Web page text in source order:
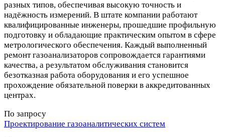
разных типов, обеспечивая высокую точность и
надёжность измерений. В штате компании работают
квалифицированные инженеры, прошедшие профильную
подготовку и обладающие практическим опытом в сфере
метрологического обеспечения. Каждый выполненный
ремонт газоанализаторов сопровождается гарантиями
качества, а результатом обслуживания становится
безотказная работа оборудования и его успешное
прохождение обязательной поверки в аккредитованных
центрах.
По запросу
Проектирование газоаналитических систем